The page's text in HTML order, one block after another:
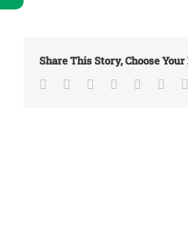
Share This Story, Choose
Facebook
TwitterLinkedIn
Reddit Tumblr